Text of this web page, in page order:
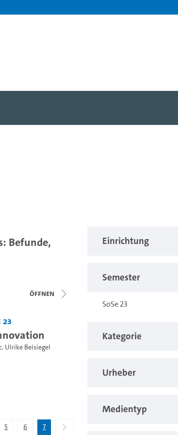
Einrichtung
Semester
SoSe 23
Kategorie
Urheber
Medientyp
Befunde,
Öffnen
23
Ulrike Beisiegel
Navigieren mit TAB-Taste.
5 6 7